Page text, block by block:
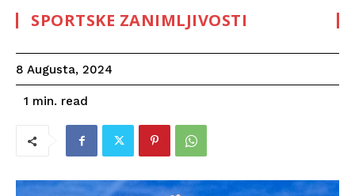
SPORTSKE ZANIMLJIVOSTI
8 Augusta, 2024
1 min. read